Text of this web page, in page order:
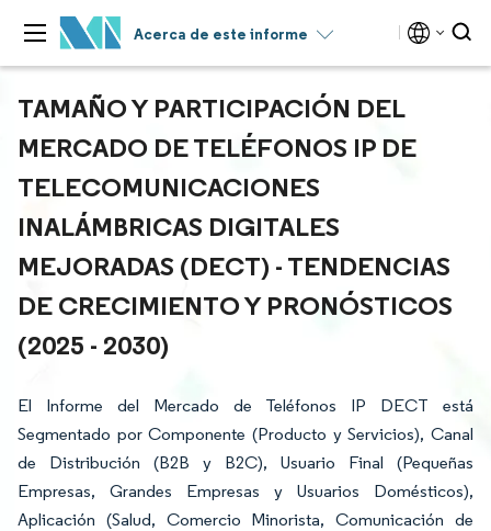
Acerca de este informe
TAMAÑO Y PARTICIPACIÓN DEL
MERCADO DE TELÉFONOS IP DE
TELECOMUNICACIONES
INALÁMBRICAS DIGITALES
MEJORADAS (DECT) - TENDENCIAS
DE CRECIMIENTO Y PRONÓSTICOS
(2025 - 2030)
El Informe del Mercado de Teléfonos IP DECT está
Segmentado por Componente (Producto y Servicios), Canal
de Distribución (B2B y B2C), Usuario Final (Pequeñas
Empresas, Grandes Empresas y Usuarios Domésticos),
Aplicación (Salud, Comercio Minorista, Comunicación de